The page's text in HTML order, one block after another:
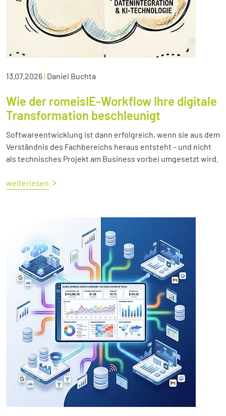
13.07.2026| Daniel Buchta
Wie der romeisIE-Workflow Ihre digitale
Transformation beschleunigt
Softwareentwicklung ist dann erfolgreich, wenn sie aus dem
Verständnis des Fachbereichs heraus entsteht – und nicht
als technisches Projekt am Business vorbei umgesetzt wird.
weiterlesen